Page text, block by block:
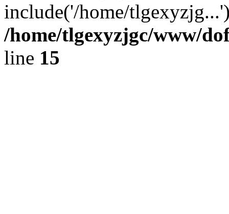
include('/home/
/home/tlgexyzjgc/www/
line 15